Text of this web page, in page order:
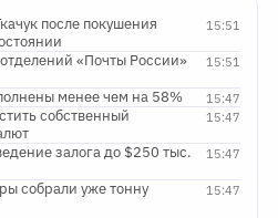
15:51
после покушения
15:51
«Почты России»
15:47
менее чем на 58%
15:47
собственный
15:47
залога до $250 тыс.
15:47
собрали уже тонну